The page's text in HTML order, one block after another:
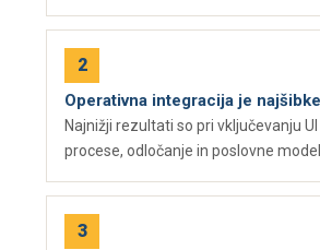
Operativna integracija je
Najnižji rezultati so pri vključevanju
procese, odločanje in poslovne